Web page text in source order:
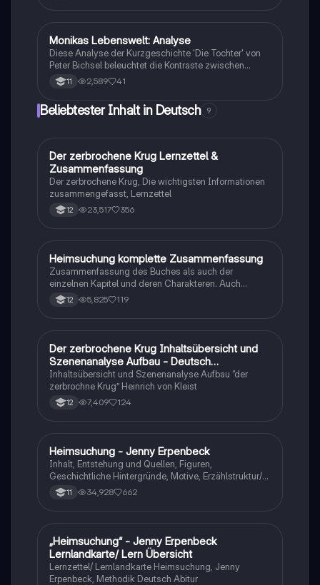
Deutsch
Monikas Lebenswelt: Analyse
Diese Analyse der Kurzgeschichte 'Die Tochter' von
Peter Bichsel beleuchtet die Kontraste zwischen
Monikas modernem Leben in der Stadt und den
traditionellen Werten ihrer Eltern. Entdecken Sie die
und der gesellschaftlichen Veränderungen der 60er-
auseinandersetzen möchten.
11 2,589 41
Beliebtester Inhalt in Deutsch 9
Deutsch
Der zerbrochene Krug Lernzettel &
Zusammenfassung
Der zerbrochene Krug, Die wichtigsten Informationen
zusammengefasst, Lernzettel
12 23,517 356
Deutsch
Heimsuchung komplette Zusammenfassung
Zusammenfassung des Buches als auch der
einzelnen Kapitel und deren Charakteren. Auch
tabellarisch. Im Unterricht ohne KI erstellt
12 5,825 119
Deutsch
Der zerbrochene Krug Inhaltsübersicht und
Szenenanalyse Aufbau - Deutsch
Q1/Q2/Abitur
Inhaltsübersicht und Szenenanalyse Aufbau “der
zerbrochne Krug” Heinrich von Kleist
12 7,409 124
Deutsch
Heimsuchung - Jenny Erpenbeck
Inhalt, Entstehung und Quellen, Figuren,
Geschichtliche Hintergründe, Motive, Erzählstruktur/-
stil 11 34,928 662
Deutsch
„Heimsuchung“ - Jenny Erpenbeck
Lernlandkarte/ Lern Übersicht
Lernzettel/ Lernlandkarte Heimsuchung, Jenny
Erpenbeck, Methodik Deutsch Abitur